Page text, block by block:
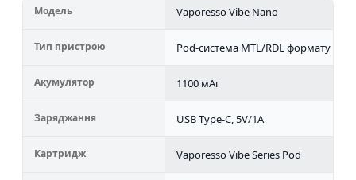
Модель Vaporesso Vibe Nano
Тип пристрою Pod-система MTL/RDL формату
Акумулятор 1100 мАг
Заряджання USB Type-C, 5V/1A
Картридж Vaporesso Vibe Series Pod